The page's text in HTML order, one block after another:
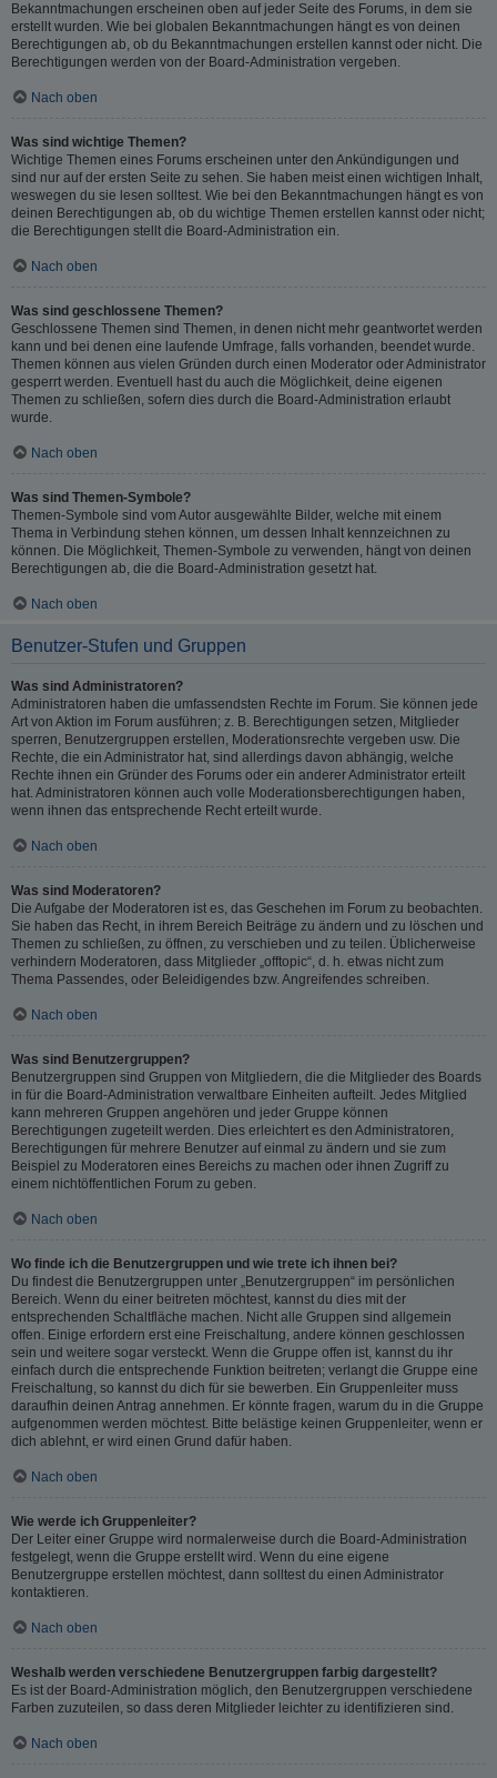
Bekanntmachungen erscheinen oben auf jeder Seite des Forums, in dem sie
erstellt wurden. Wie bei globalen Bekanntmachungen hängt es von deinen
Berechtigungen ab, ob du Bekanntmachungen erstellen kannst oder nicht. Die
Berechtigungen werden von der Board-Administration vergeben.
Nach oben
Was sind wichtige Themen?
Wichtige Themen eines Forums erscheinen unter den Ankündigungen und
sind nur auf der ersten Seite zu sehen. Sie haben meist einen wichtigen Inhalt,
weswegen du sie lesen solltest. Wie bei den Bekanntmachungen hängt es von
deinen Berechtigungen ab, ob du wichtige Themen erstellen kannst oder nicht;
die Berechtigungen stellt die Board-Administration ein.
Nach oben
Was sind geschlossene Themen?
Geschlossene Themen sind Themen, in denen nicht mehr geantwortet werden
kann und bei denen eine laufende Umfrage, falls vorhanden, beendet wurde.
Themen können aus vielen Gründen durch einen Moderator oder Administrator
gesperrt werden. Eventuell hast du auch die Möglichkeit, deine eigenen
Themen zu schließen, sofern dies durch die Board-Administration erlaubt
wurde.
Nach oben
Was sind Themen-Symbole?
Themen-Symbole sind vom Autor ausgewählte Bilder, welche mit einem
Thema in Verbindung stehen können, um dessen Inhalt kennzeichnen zu
können. Die Möglichkeit, Themen-Symbole zu verwenden, hängt von deinen
Berechtigungen ab, die die Board-Administration gesetzt hat.
Nach oben
Benutzer-Stufen und Gruppen
Was sind Administratoren?
Administratoren haben die umfassendsten Rechte im Forum. Sie können jede
Art von Aktion im Forum ausführen; z. B. Berechtigungen setzen, Mitglieder
sperren, Benutzergruppen erstellen, Moderationsrechte vergeben usw. Die
Rechte, die ein Administrator hat, sind allerdings davon abhängig, welche
Rechte ihnen ein Gründer des Forums oder ein anderer Administrator erteilt
hat. Administratoren können auch volle Moderationsberechtigungen haben,
wenn ihnen das entsprechende Recht erteilt wurde.
Nach oben
Was sind Moderatoren?
Die Aufgabe der Moderatoren ist es, das Geschehen im Forum zu beobachten.
Sie haben das Recht, in ihrem Bereich Beiträge zu ändern und zu löschen und
Themen zu schließen, zu öffnen, zu verschieben und zu teilen. Üblicherweise
verhindern Moderatoren, dass Mitglieder „offtopic“, d. h. etwas nicht zum
Thema Passendes, oder Beleidigendes bzw. Angreifendes schreiben.
Nach oben
Was sind Benutzergruppen?
Benutzergruppen sind Gruppen von Mitgliedern, die die Mitglieder des Boards
in für die Board-Administration verwaltbare Einheiten aufteilt. Jedes Mitglied
kann mehreren Gruppen angehören und jeder Gruppe können
Berechtigungen zugeteilt werden. Dies erleichtert es den Administratoren,
Berechtigungen für mehrere Benutzer auf einmal zu ändern und sie zum
Beispiel zu Moderatoren eines Bereichs zu machen oder ihnen Zugriff zu
einem nichtöffentlichen Forum zu geben.
Nach oben
Wo finde ich die Benutzergruppen und wie trete ich ihnen bei?
Du findest die Benutzergruppen unter „Benutzergruppen“ im persönlichen
Bereich. Wenn du einer beitreten möchtest, kannst du dies mit der
entsprechenden Schaltfläche machen. Nicht alle Gruppen sind allgemein
offen. Einige erfordern erst eine Freischaltung, andere können geschlossen
sein und weitere sogar versteckt. Wenn die Gruppe offen ist, kannst du ihr
einfach durch die entsprechende Funktion beitreten; verlangt die Gruppe eine
Freischaltung, so kannst du dich für sie bewerben. Ein Gruppenleiter muss
daraufhin deinen Antrag annehmen. Er könnte fragen, warum du in die Gruppe
aufgenommen werden möchtest. Bitte belästige keinen Gruppenleiter, wenn er
dich ablehnt, er wird einen Grund dafür haben.
Nach oben
Wie werde ich Gruppenleiter?
Der Leiter einer Gruppe wird normalerweise durch die Board-Administration
festgelegt, wenn die Gruppe erstellt wird. Wenn du eine eigene
Benutzergruppe erstellen möchtest, dann solltest du einen Administrator
kontaktieren.
Nach oben
Weshalb werden verschiedene Benutzergruppen farbig dargestellt?
Es ist der Board-Administration möglich, den Benutzergruppen verschiedene
Farben zuzuteilen, so dass deren Mitglieder leichter zu identifizieren sind.
Nach oben